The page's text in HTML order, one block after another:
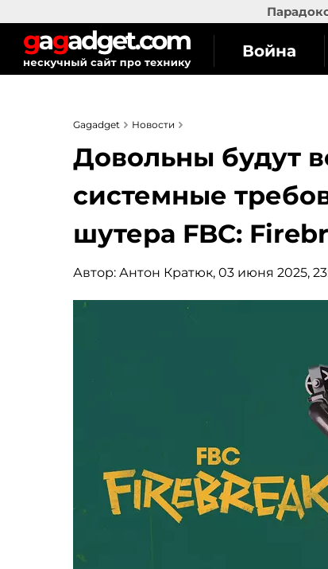
Война
Gagadget Новости
Довольны будут
системные
шутера FBC:
Автор: Антон Кратюк, 03 июня 2025,